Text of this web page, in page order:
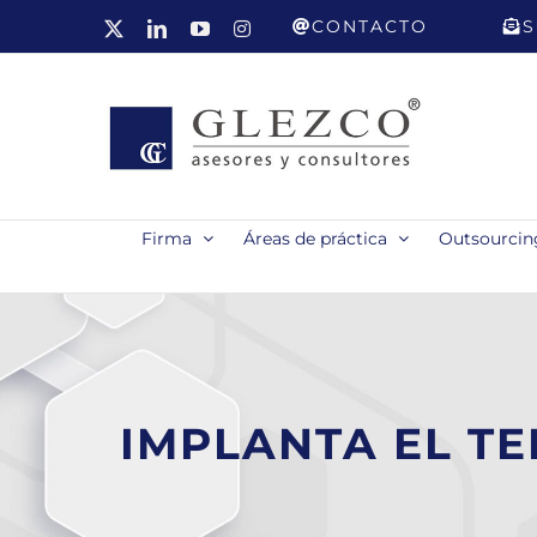
LinkedInYouTubeInstagramCONTACTO
Firma Áreas de práctica
IMPLANTA EL